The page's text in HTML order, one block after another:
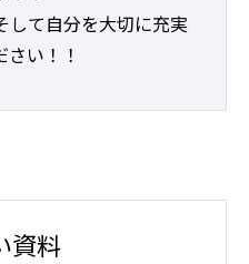
して自分を大切に充実
い！！
資料